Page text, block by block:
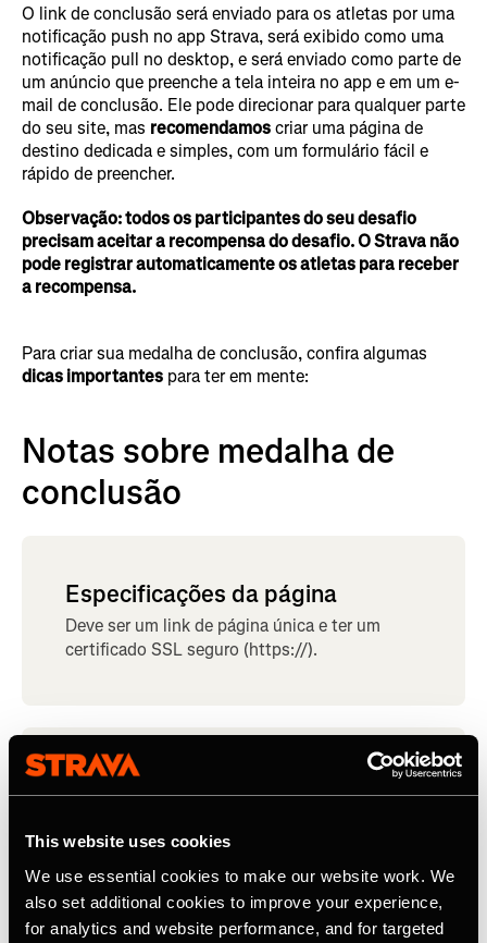
This website uses cookies
We use essential cookies to make our website work. We
also set additional cookies to improve your experience,
for analytics and website performance, and for targeted
O link de conclusão será enviado para os atletas por uma
notificação push no app Strava, será exibido como uma
notificação pull no desktop, e será enviado como parte de
um anúncio que preenche a tela inteira no app e em um e-
mail de conclusão. Ele pode direcionar para qualquer parte
do seu site, mas recomendamoscriar uma página de
destino dedicada e simples, com um formulário fácil e
rápido de preencher.
Observação: todos os participantes do seu desafio
precisam aceitar a recompensa do desafio. O Strava não
pode registrar automaticamente os atletas para receber
a recompensa.
Para criar sua medalha de conclusão, confira algumas
dicas importantes para ter em mente:
Notas sobre medalha de
conclusão
Especificações da página
Deve ser um link de página única e ter um
certificado SSL seguro (https://).
Página única
participantes que concluírem,
independentemente da região. Por isso,
certifique-se de que a página seja adaptável a
todos.